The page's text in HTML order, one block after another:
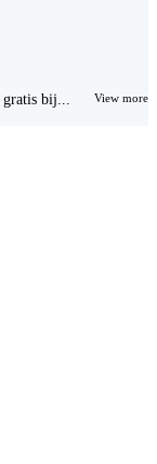
gratis bij... View more